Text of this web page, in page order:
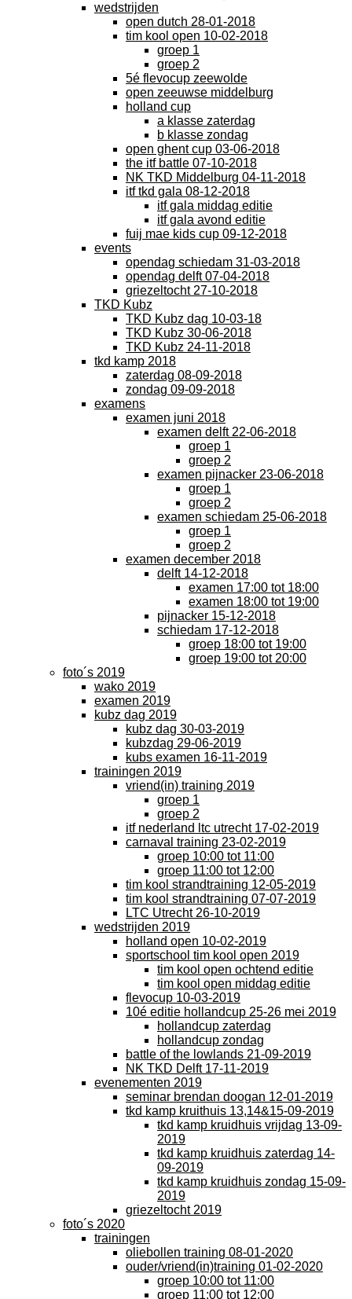
wedstrijden
open dutch 28-01-2018
tim kool open 10-02-2018
groep 1
groep 2
5é flevocup zeewolde
open zeeuwse middelburg
holland cup
a klasse zaterdag
b klasse zondag
open ghent cup 03-06-2018
the itf battle 07-10-2018
NK TKD Middelburg 04-11-2018
itf tkd gala 08-12-2018
itf gala middag editie
itf gala avond editie
fuij mae kids cup 09-12-2018
events
opendag schiedam 31-03-2018
opendag delft 07-04-2018
griezeltocht 27-10-2018
TKD Kubz
TKD Kubz dag 10-03-18
TKD Kubz 30-06-2018
TKD Kubz 24-11-2018
tkd kamp 2018
zaterdag 08-09-2018
zondag 09-09-2018
examens
examen juni 2018
examen delft 22-06-2018
groep 1
groep 2
examen pijnacker 23-06-2018
groep 1
groep 2
examen schiedam 25-06-2018
groep 1
groep 2
examen december 2018
delft 14-12-2018
examen 17:00 tot 18:00
examen 18:00 tot 19:00
pijnacker 15-12-2018
schiedam 17-12-2018
groep 18:00 tot 19:00
groep 19:00 tot 20:00
foto´s 2019
wako 2019
examen 2019
kubz dag 2019
kubz dag 30-03-2019
kubzdag 29-06-2019
kubs examen 16-11-2019
trainingen 2019
vriend(in) training 2019
groep 1
groep 2
itf nederland ltc utrecht 17-02-2019
carnaval training 23-02-2019
groep 10:00 tot 11:00
groep 11:00 tot 12:00
tim kool strandtraining 12-05-2019
tim kool strandtraining 07-07-2019
LTC Utrecht 26-10-2019
wedstrijden 2019
holland open 10-02-2019
sportschool tim kool open 2019
tim kool open ochtend editie
tim kool open middag editie
flevocup 10-03-2019
10é editie hollandcup 25-26 mei 2019
hollandcup zaterdag
hollandcup zondag
battle of the lowlands 21-09-2019
NK TKD Delft 17-11-2019
evenementen 2019
seminar brendan doogan 12-01-2019
tkd kamp kruithuis 13,14&15-09-2019
tkd kamp kruidhuis vrijdag 13-09-
2019
tkd kamp kruidhuis zaterdag 14-
09-2019
tkd kamp kruidhuis zondag 15-09-
2019
griezeltocht 2019
foto´s 2020
trainingen
oliebollen training 08-01-2020
ouder/vriend(in)training 01-02-2020
groep 10:00 tot 11:00
groep 11:00 tot 12:00